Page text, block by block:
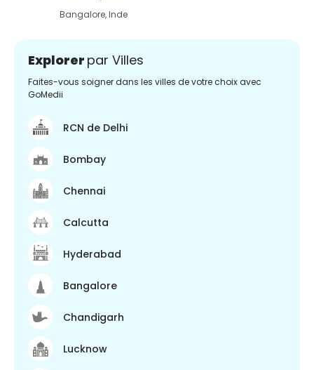
Bangalore,Inde
Explorer par Villes
Faites-vous soigner dans les villes de votre choix avec
GoMedii
RCN de Delhi
Bombay
Chennai
Calcutta
Hyderabad
Bangalore
Chandigarh
Lucknow